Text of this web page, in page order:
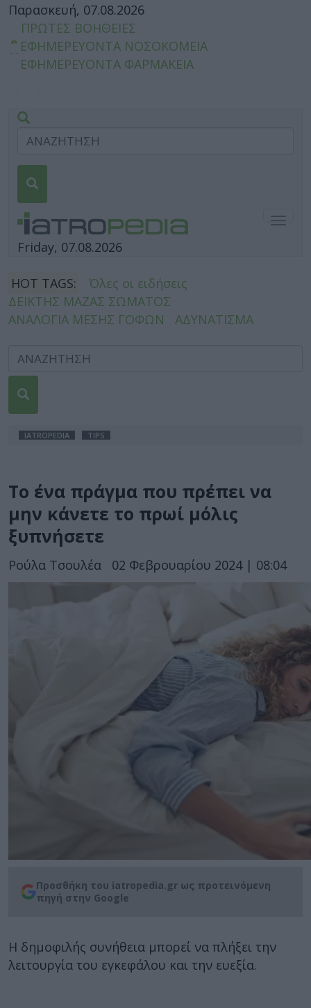
Παρασκευή, 07.08.2026
ΠΡΩΤΕΣ ΒΟΗΘΕΙΕΣ
ΕΦΗΜΕΡΕΥΟΝΤΑ ΝΟΣΟΚΟΜΕΙΑ
ΕΦΗΜΕΡΕΥΟΝΤΑ ΦΑΡΜΑΚΕΙΑ
Friday, 07.08.2026
HOT TAGS:
Όλες οι ειδήσεις
ΔΕΙΚΤΗΣ ΜΑΖΑΣ ΣΩΜΑΤΟΣ
ΑΝΑΛΟΓΙΑ ΜΕΣΗΣ ΓΟΦΩΝ
ΑΔΥΝΑΤΙΣΜΑ
IATROPEDIA TIPS
Το ένα πράγμα που πρέπει να
μην κάνετε το πρωί μόλις
ξυπνήσετε
Ρούλα Τσουλέα 02 Φεβρουαρίου 2024 | 08:04
Προσθήκη του iatropedia.gr ως προτεινόμενη
πηγή στην Google
Η δημοφιλής συνήθεια μπορεί να πλήξει την
λειτουργία του εγκεφάλου και την ευεξία.